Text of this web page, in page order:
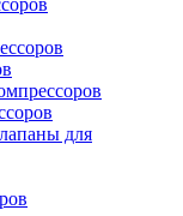
для